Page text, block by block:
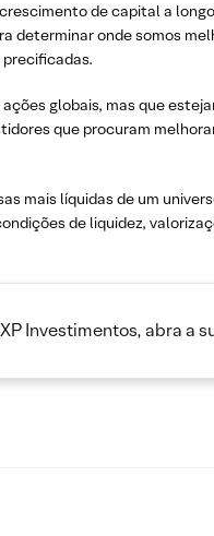
de capital a
determinar onde somos
globais, mas que
que procuram
líquidas de um
de liquidez,
Investimentos, abra a